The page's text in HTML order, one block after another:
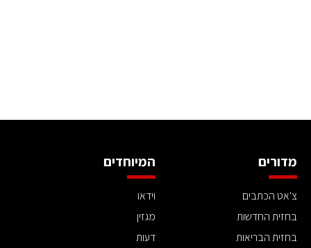
מדורים
צ'אט הכתבים
בחזית החדשות
בחזית הבריאות
המיוחדים
וידאו
מגזין
דעות